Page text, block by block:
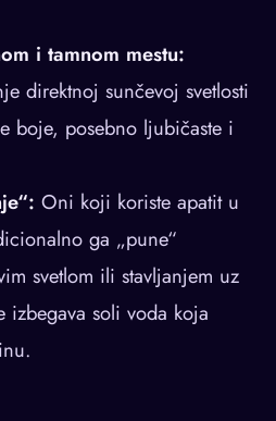
i tamnom mestu:
direktnoj sunčevoj svetlosti
boje, posebno ljubičaste i
Oni koji koriste apatit u
ga „pune“
svetlom ili stavljanjem uz
izbegava soli voda koja